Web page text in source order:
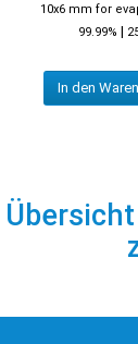
10x6 mm for
99.99% |
In den